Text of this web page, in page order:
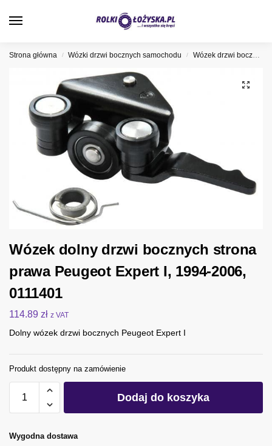
Strona główna / Wózki drzwi bocznych samochodu / Wózek drzwi bocznych Peugeot
Wózek dolny drzwi bocznych strona
prawa Peugeot Expert I, 1994-2006,
0111401
114.89 zł z VAT
Dolny wózek drzwi bocznych Peugeot Expert I
Produkt dostępny na zamówienie
Dodaj do koszyka
Wygodna dostawa